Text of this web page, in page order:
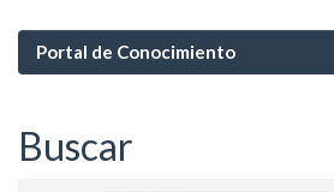
Portal de Conocimiento
Buscar